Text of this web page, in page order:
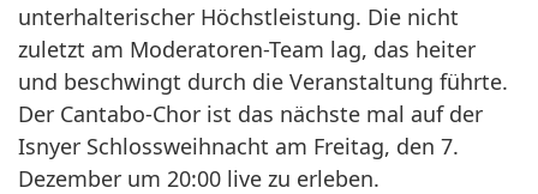
unterhalterischer Höchstleistung. Die nicht
zuletzt am Moderatoren-Team lag, das heiter
und beschwingt durch die Veranstaltung führte.
Der Cantabo-Chor ist das nächste mal auf der
Isnyer Schlossweihnacht am Freitag, den 7.
Dezember um 20:00 live zu erleben.